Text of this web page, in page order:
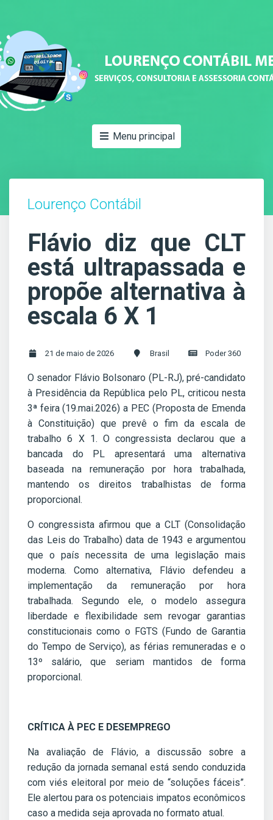
Menu principal
Lourenço Contábil
Flávio diz que CLT
está ultrapassada e
propõe alternativa à
escala 6 X 1
21 de maio de 2026 Brasil Poder 360
O senador Flávio Bolsonaro (PL-RJ), pré-candidato
à Presidência da República pelo PL, criticou nesta
3ª feira (19.mai.2026) a PEC (Proposta de Emenda
à Constituição) que prevê o fim da escala de
trabalho 6 X 1. O congressista declarou que a
bancada do PL apresentará uma alternativa
baseada na remuneração por hora trabalhada,
mantendo os direitos trabalhistas de forma
proporcional.
O congressista afirmou que a CLT (Consolidação
das Leis do Trabalho) data de 1943 e argumentou
que o país necessita de uma legislação mais
moderna. Como alternativa, Flávio defendeu a
implementação da remuneração por hora
trabalhada. Segundo ele, o modelo assegura
liberdade e flexibilidade sem revogar garantias
constitucionais como o FGTS (Fundo de Garantia
do Tempo de Serviço), as férias remuneradas e o
13º salário, que seriam mantidos de forma
proporcional.
CRÍTICA À PEC E DESEMPREGO
Na avaliação de Flávio, a discussão sobre a
redução da jornada semanal está sendo conduzida
com viés eleitoral por meio de “soluções fáceis”.
Ele alertou para os potenciais impatos econômicos
caso a medida seja aprovada no formato atual.